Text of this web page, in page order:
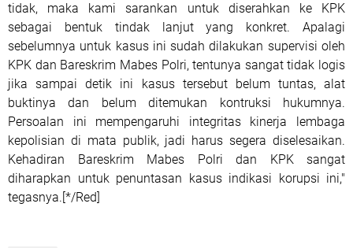
tidak, maka kami sarankan untuk diserahkan ke KPK
sebagai bentuk tindak lanjut yang konkret. Apalagi
sebelumnya untuk kasus ini sudah dilakukan supervisi oleh
KPK dan Bareskrim Mabes Polri, tentunya sangat tidak logis
jika sampai detik ini kasus tersebut belum tuntas, alat
buktinya dan belum ditemukan kontruksi hukumnya.
Persoalan ini mempengaruhi integritas kinerja lembaga
kepolisian di mata publik, jadi harus segera diselesaikan.
Kehadiran Bareskrim Mabes Polri dan KPK sangat
diharapkan untuk penuntasan kasus indikasi korupsi ini,"
tegasnya.[*/Red]